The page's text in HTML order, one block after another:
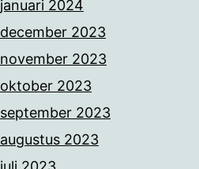
januari 2024
december 2023
november 2023
oktober 2023
september 2023
augustus 2023